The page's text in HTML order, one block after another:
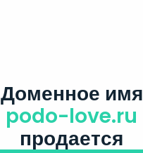
Доменное имя
podo-love.ru
продается